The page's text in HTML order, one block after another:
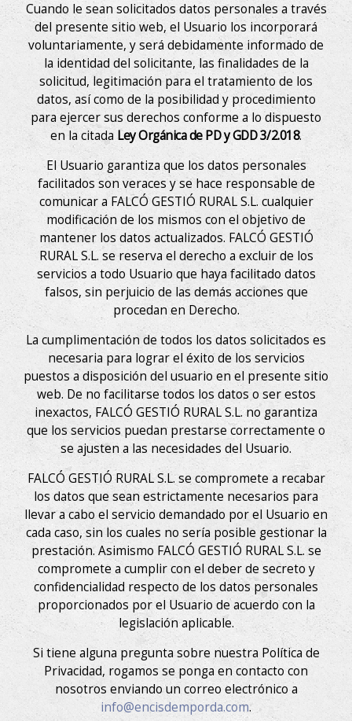
Cuando le sean solicitados datos personales a través
del presente sitio web, el Usuario los incorporará
voluntariamente, y será debidamente informado de
la identidad del solicitante, las finalidades de la
solicitud, legitimación para el tratamiento de los
datos, así como de la posibilidad y procedimiento
para ejercer sus derechos conforme a lo dispuesto
en la citada Ley Orgánica de PD y GDD 3/2.018.
El Usuario garantiza que los datos personales
facilitados son veraces y se hace responsable de
comunicar a FALCÓ GESTIÓ RURAL S.L. cualquier
modificación de los mismos con el objetivo de
mantener los datos actualizados. FALCÓ GESTIÓ
RURAL S.L. se reserva el derecho a excluir de los
servicios a todo Usuario que haya facilitado datos
falsos, sin perjuicio de las demás acciones que
procedan en Derecho.
La cumplimentación de todos los datos solicitados es
necesaria para lograr el éxito de los servicios
puestos a disposición del usuario en el presente sitio
web. De no facilitarse todos los datos o ser estos
inexactos, FALCÓ GESTIÓ RURAL S.L. no garantiza
que los servicios puedan prestarse correctamente o
se ajusten a las necesidades del Usuario.
FALCÓ GESTIÓ RURAL S.L. se compromete a recabar
los datos que sean estrictamente necesarios para
llevar a cabo el servicio demandado por el Usuario en
cada caso, sin los cuales no sería posible gestionar la
prestación. Asimismo FALCÓ GESTIÓ RURAL S.L. se
compromete a cumplir con el deber de secreto y
confidencialidad respecto de los datos personales
proporcionados por el Usuario de acuerdo con la
legislación aplicable.
Si tiene alguna pregunta sobre nuestra Política de
Privacidad, rogamos se ponga en contacto con
nosotros enviando un correo electrónico a
info@encisdemporda.com.